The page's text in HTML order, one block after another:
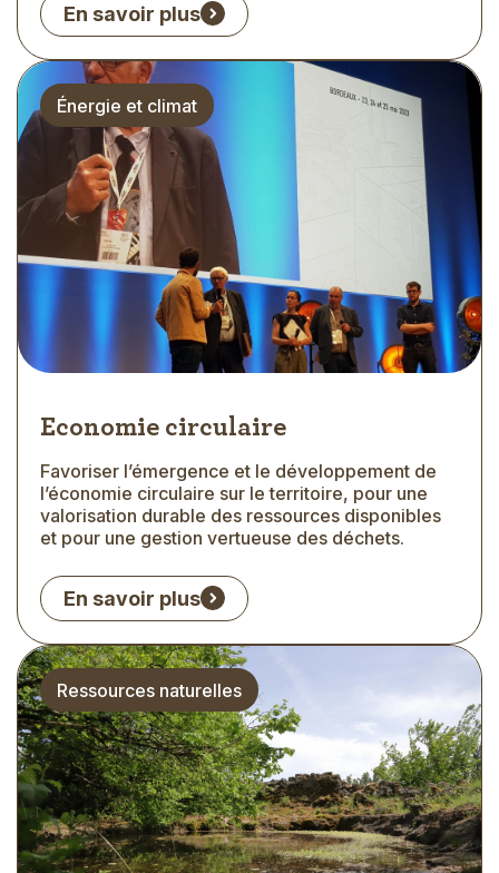
En savoir plus
Economie circulaire
Thématique
Énergie et climat
Extrait
Favoriser l’émergence et le développement de
l’économie circulaire sur le territoire, pour une
valorisation durable des ressources disponibles
et pour une gestion vertueuse des déchets.
En savoir plus
Thématique
Ressources naturelles